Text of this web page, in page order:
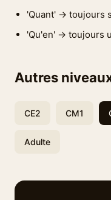
'Quant' → toujours
'Qu'en' → toujours
Autres
CE2 CM1
Adulte